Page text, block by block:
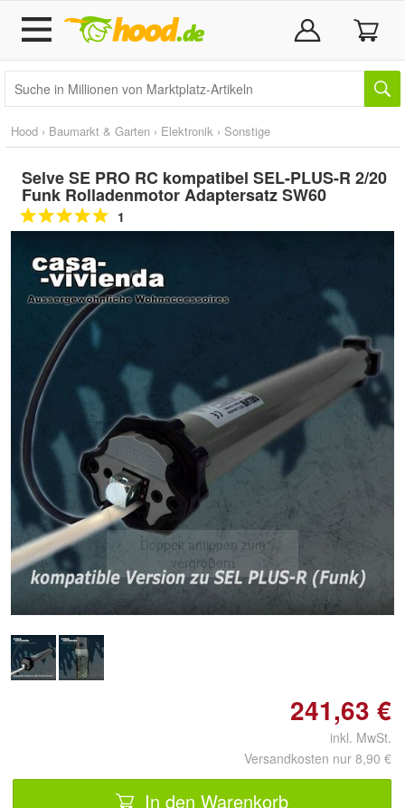
Hood › Baumarkt & Garten › Elektronik › Sonstige
Selve SE PRO RC kompatibel SEL-PLUS-R 2/20
Funk Rolladenmotor Adaptersatz SW60
1
Doppelt antippen zum
vergrößern
241,63 €
inkl. MwSt.
Versandkosten nur 8,90 €
In den Warenkorb